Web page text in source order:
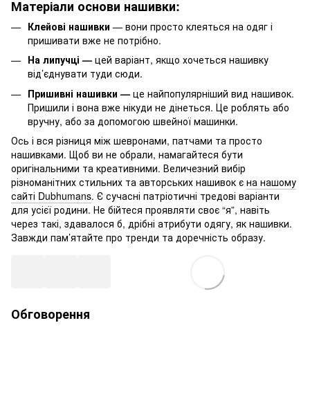
Матеріали основи нашивки:
Клейові нашивки — вони просто клеяться на одяг і
пришивати вже не потрібно.
На липучці — цей варіант, якщо хочеться нашивку
від’єднувати туди сюди.
Пришивні нашивки — це найпопулярніший вид нашивок.
Пришили і вона вже нікуди не дінеться. Це роблять або
вручну, або за допомогою швейної машинки.
Ось і вся різниця між шевронами, патчами та просто
нашивками. Щоб ви не обрали, намагайтеся бути
оригінальними та креативними. Величезний вибір
різноманітних стильних та авторських нашивок є на нашому
сайті Dubhumans. Є сучасні патріотичні тредові варіанти
для усієї родини. Не бійтеся проявляти своє “я”, навіть
через такі, здавалося б, дрібні атрибути одягу, як нашивки.
Завжди пам’ятайте про тренди та доречність образу.
Обговорення